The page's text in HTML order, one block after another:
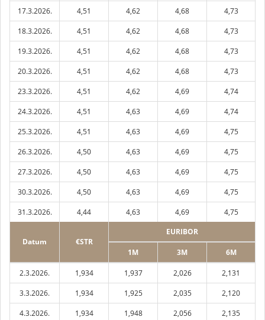
17.3.2026.
4,51 4,62 4,68
4,73
18.3.2026.
4,51 4,62 4,68
4,73
19.3.2026.
4,51 4,62 4,68
4,73
20.3.2026.
4,51 4,62 4,68
4,73
23.3.2026.
4,51 4,62 4,69
4,74
24.3.2026.
4,51 4,63 4,69
4,74
25.3.2026.
4,51 4,63 4,69
4,75
26.3.2026.
4,50 4,63 4,69
4,75
27.3.2026.
4,50 4,63 4,69
4,75
30.3.2026.
4,50 4,63 4,69
4,75
31.3.2026.
4,44 4,63 4,69 4,75
Datum €STR
EURIBOR
1M 3M 6M
2.3.2026. 1,934 1,937 2,026
2,131
3.3.2026.
1,934 1,925 2,035
2,120
4.3.2026.
1,934 1,948 2,056
2,135